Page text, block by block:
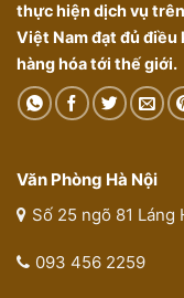
thực hiện dịch vụ
Việt Nam đạt đủ điều
hàng hóa tới thế giới.
Văn Phòng Hà Nội
Số 25 ngõ 81 Láng
093 456 2259